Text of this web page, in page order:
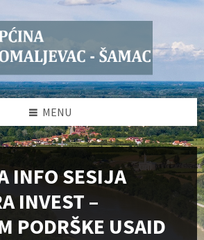
MENU
INFO SESIJA
INVEST –
PODRŠKE USAID